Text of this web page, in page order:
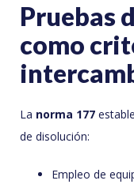
Pruebas
como
La norma 177
de disolución:
Empleo de